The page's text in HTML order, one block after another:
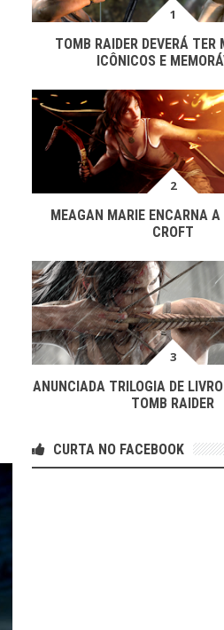
TOMB RAIDER DEVERÁ TER
ICÔNICOS E
MEAGAN MARIE ENCARNA
CROFT
ANUNCIADA TRILOGIA DE
TOMB RAIDER
CURTA NO FACEBOOK